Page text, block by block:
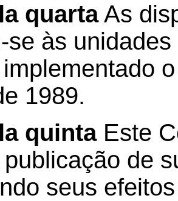
quartaAs
se às
1989.
quintaEste
de
seus